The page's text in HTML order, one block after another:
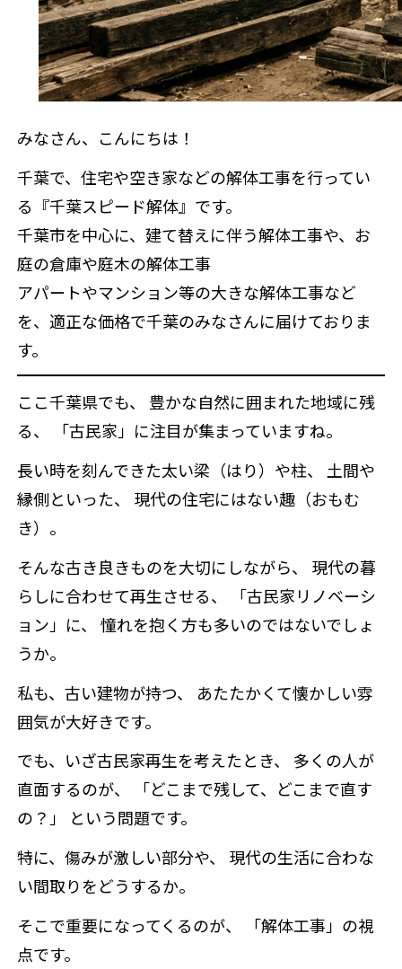
みなさん、こんにちは！
千葉で、住宅や空き家などの解体工事を行ってい
る『千葉スピード解体』です。
千葉市を中心に、建て替えに伴う解体工事や、お
庭の倉庫や庭木の解体工事
アパートやマンション等の大きな解体工事など
を、適正な価格で千葉のみなさんに届けておりま
す。
ここ千葉県でも、 豊かな自然に囲まれた地域に残
る、 「古民家」に注目が集まっていますね。
長い時を刻んできた太い梁（はり）や柱、 土間や
縁側といった、 現代の住宅にはない趣（おもむ
き）。
そんな古き良きものを大切にしながら、 現代の暮
らしに合わせて再生させる、 「古民家リノベーシ
ョン」に、 憧れを抱く方も多いのではないでしょ
うか。
私も、古い建物が持つ、 あたたかくて懐かしい雰
囲気が大好きです。
でも、いざ古民家再生を考えたとき、 多くの人が
直面するのが、 「どこまで残して、どこまで直す
の？」 という問題です。
特に、傷みが激しい部分や、 現代の生活に合わな
い間取りをどうするか。
そこで重要になってくるのが、 「解体工事」の視
点です。